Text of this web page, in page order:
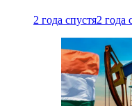
2 года спустя2 года